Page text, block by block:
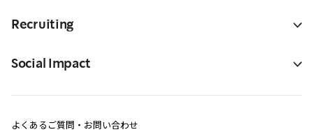
Recruiting
Social Impact
よくあるご質問・お問い合わせ